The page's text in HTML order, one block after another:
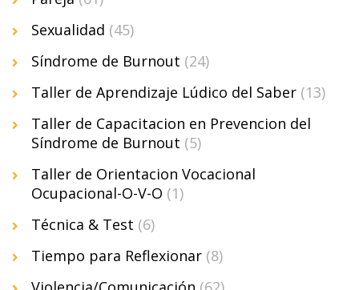
Sexualidad (45)
Síndrome de Burnout (24)
Taller de Aprendizaje Lúdico del Saber (13)
Taller de Capacitacion en Prevencion del
Síndrome de Burnout (5)
Taller de Orientacion Vocacional
Ocupacional-O-V-O (1)
Técnica & Test (6)
Tiempo para Reflexionar (8)